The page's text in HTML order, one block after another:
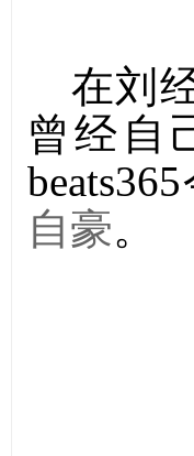
在刘
曾经自
自豪。